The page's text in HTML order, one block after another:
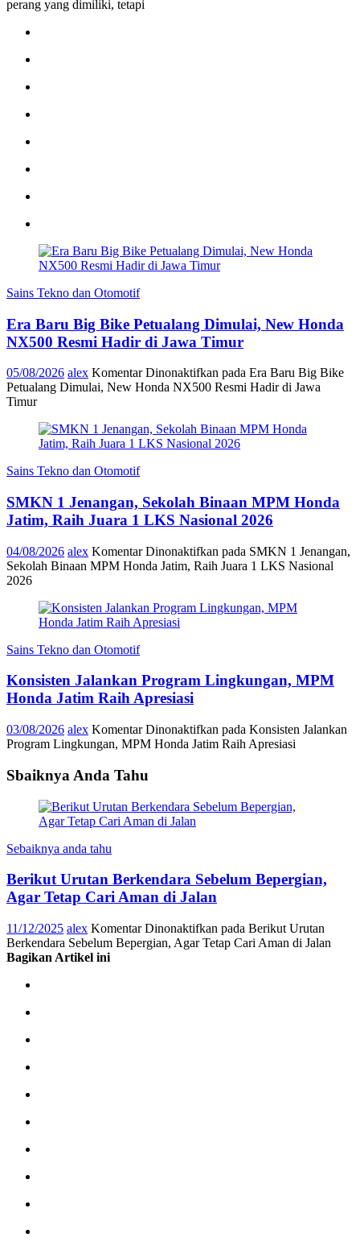
perang yang dimiliki, tetapi
Sains Tekno dan Otomotif
Era Baru Big Bike Petualang Dimulai, New Honda
NX500 Resmi Hadir di Jawa Timur
05/08/2026 alex Komentar Dinonaktifkan pada Era Baru Big Bike
Petualang Dimulai, New Honda NX500 Resmi Hadir di Jawa
Timur
Sains Tekno dan Otomotif
SMKN 1 Jenangan, Sekolah Binaan MPM Honda
Jatim, Raih Juara 1 LKS Nasional 2026
04/08/2026 alex Komentar Dinonaktifkan pada SMKN 1 Jenangan,
Sekolah Binaan MPM Honda Jatim, Raih Juara 1 LKS Nasional
2026
Sains Tekno dan Otomotif
Konsisten Jalankan Program Lingkungan, MPM
Honda Jatim Raih Apresiasi
03/08/2026 alex Komentar Dinonaktifkan pada Konsisten Jalankan
Program Lingkungan, MPM Honda Jatim Raih Apresiasi
Sbaiknya Anda Tahu
Sebaiknya anda tahu
Berikut Urutan Berkendara Sebelum Bepergian,
Agar Tetap Cari Aman di Jalan
11/12/2025 alex Komentar Dinonaktifkan pada Berikut Urutan
Berkendara Sebelum Bepergian, Agar Tetap Cari Aman di Jalan
Bagikan Artikel ini